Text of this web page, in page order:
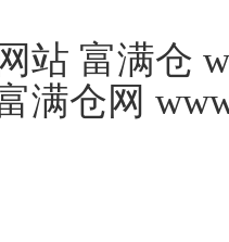
站 富满仓
满仓网